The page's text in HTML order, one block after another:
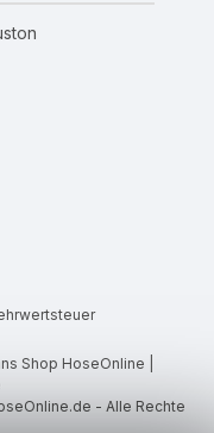
Shop HoseOnline |
- Alle Rechte